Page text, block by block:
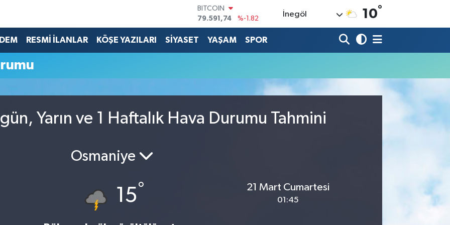
BITCOIN
79.591,74
%-1.82
DOLAR
45,43620
%0.02
14.598,00
%0
İnegöl 10°
RESMİ İLANLAR KÖŞE YAZILARI SİYASET YAŞAM SPOR
Yarın ve 1 Haftalık Hava Durumu Tahmini
Osmaniye
15° 21 Mart Cumartesi
01:45